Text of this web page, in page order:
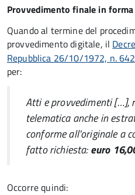
Provvedimento finale in
Quando al termine del
provvedimento digitale, il
Repubblica 26/10/1972, n.
per:
Atti e provvedimenti […],
telematica anche in
conforme all'originale a
fatto richiesta:euro
Occorre quindi: